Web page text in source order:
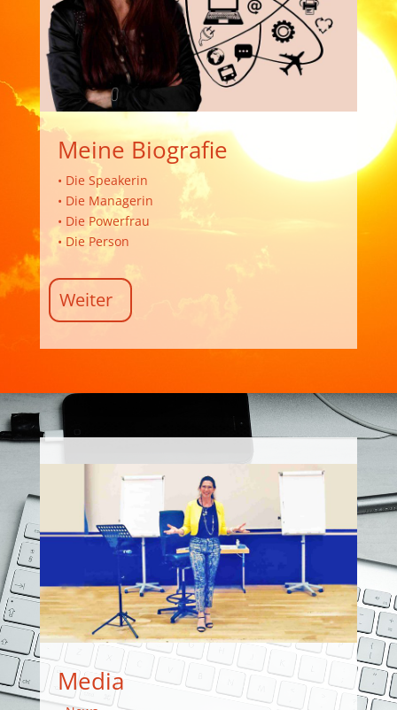
Meine Biografie
• Die Speakerin
• Die Managerin
• Die Powerfrau
• Die Person
Weiter
Media